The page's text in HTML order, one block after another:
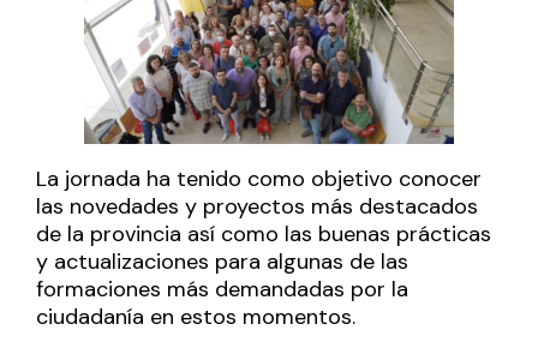
La jornada ha tenido como objetivo conocer
las novedades y proyectos más destacados
de la provincia así como las buenas prácticas
y actualizaciones para algunas de las
formaciones más demandadas por la
ciudadanía en estos momentos.